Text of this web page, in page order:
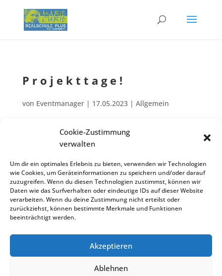
Cookie-Zustimmung
verwalten
Um dir ein optimales Erlebnis zu bieten, verwenden wir Technologien
wie Cookies, um Geräteinformationen zu speichern und/oder darauf
zuzugreifen. Wenn du diesen Technologien zustimmst, können wir
Daten wie das Surfverhalten oder eindeutige IDs auf dieser Website
verarbeiten. Wenn du deine Zustimmung nicht erteilst oder
zurückziehst, können bestimmte Merkmale und Funktionen
beeinträchtigt werden.
Akzeptieren
Ablehnen
Projekt­ta­ge!
von Eventmanager| 17.05.2023| Allgemein
Juli
Projekt­ta­ge! Präsen­ta­ti­on am Mittwoch­nach­mit­tag,
Zurück zur Veranstaltungsliste
Kontakt Impres­sum
Daten­schutz